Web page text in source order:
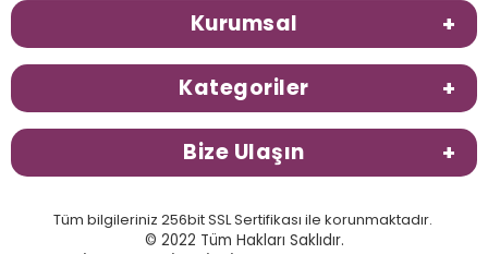
Kurumsal
Kategoriler
Bize Ulaşın
Tüm bilgileriniz 256bit SSL Sertifikası ile korunmaktadır.
© 2022 Tüm Hakları Saklıdır.